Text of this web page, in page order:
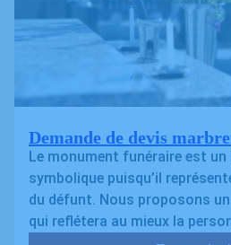
Demande de devis
Le monument funéraire est
symbolique puisqu’il
du défunt. Nous proposons
qui reflétera au mieux la